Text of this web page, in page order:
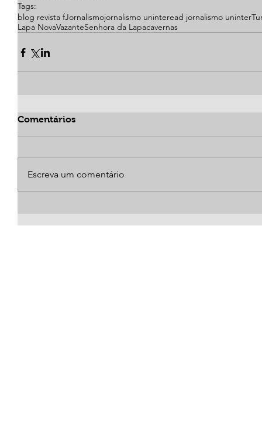
Tags:
blog revista fJornalismojornalismo uninteread jornalismo uninter
Lapa NovaVazanteSenhora da Lapacavernas
Comentários
Escreva um comentário